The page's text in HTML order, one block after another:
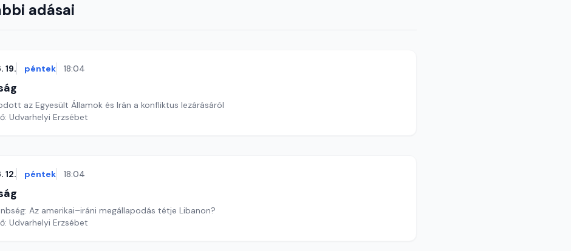
adásai
19. péntek 18:04
az Egyesült Államok és Irán a konfliktus lezárásáról
Udvarhelyi Erzsébet
12. péntek 18:04
Az amerikai–iráni megállapodás tétje Libanon?
Udvarhelyi Erzsébet